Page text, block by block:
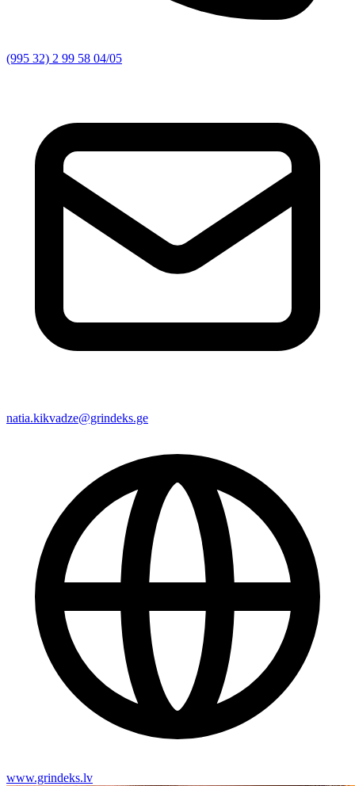
(995 32) 2 99 58 04/05
natia.kikvadze@grindeks.ge
www.grindeks.lv